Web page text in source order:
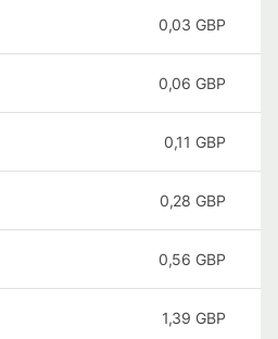
0,03 GBP
0,06 GBP
0,11 GBP
0,28 GBP
0,56 GBP
1,39 GBP